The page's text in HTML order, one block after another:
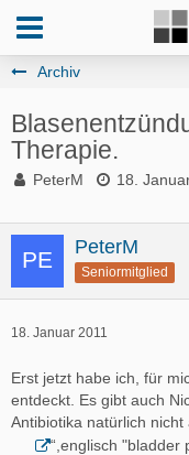
Archiv
Therapie.
PeterM 18.
PeterM
Seniormitglied
18. Januar 2011
Erst jetzt habe ich, für
entdeckt. Es gibt auch
Antibiotika natürlich nicht
“,englisch "bladder